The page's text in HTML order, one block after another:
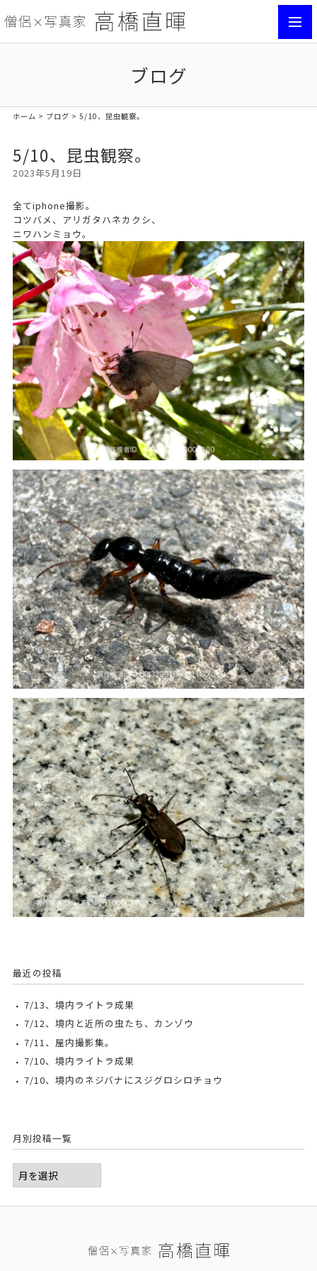
ブログ
ホーム > ブログ > 5/10、昆虫観察。
5/10、昆虫観察。
2023年5月19日
全てiphone撮影。
コツバメ、アリガタハネカクシ、
ニワハンミョウ。
最近の投稿
7/13、境内ライトラ成果
7/12、境内と近所の虫たち、カンゾウ
7/11、屋内撮影集。
7/10、境内ライトラ成果
7/10、境内のネジバナにスジグロシロチョウ
月別投稿一覧